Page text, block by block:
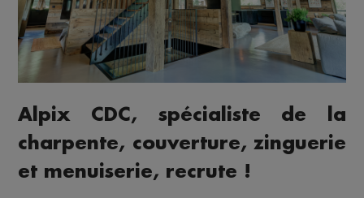
Alpix CDC, spécialiste de la
charpente, couverture, zinguerie
et menuiserie, recrute !